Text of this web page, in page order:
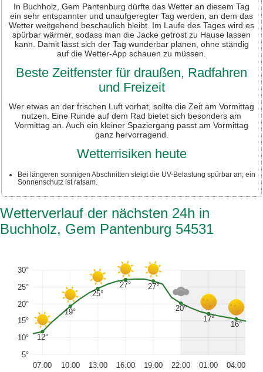
In Buchholz, Gem Pantenburg dürfte das Wetter an diesem Tag
ein sehr entspannter und unaufgeregter Tag werden, an dem das
Wetter weitgehend beschaulich bleibt. Im Laufe des Tages wird es
spürbar wärmer, sodass man die Jacke getrost zu Hause lassen
kann. Damit lässt sich der Tag wunderbar planen, ohne ständig
auf die Wetter-App schauen zu müssen.
Beste Zeitfenster für draußen, Radfahren
und Freizeit
Wer etwas an der frischen Luft vorhat, sollte die Zeit am Vormittag
nutzen. Eine Runde auf dem Rad bietet sich besonders am
Vormittag an. Auch ein kleiner Spaziergang passt am Vormittag
ganz hervorragend.
Wetterrisiken heute
Bei längeren sonnigen Abschnitten steigt die UV-Belastung spürbar an; ein
Sonnenschutz ist ratsam.
Wetterverlauf der nächsten 24h in
Buchholz, Gem Pantenburg 54531
5°
10°
15°
20°
25°
30°
12°
19°
25°
27° 27°
20°
17°
16°
07:00 10:00 13:00 16:00 19:00 22:00 01:00 04:00